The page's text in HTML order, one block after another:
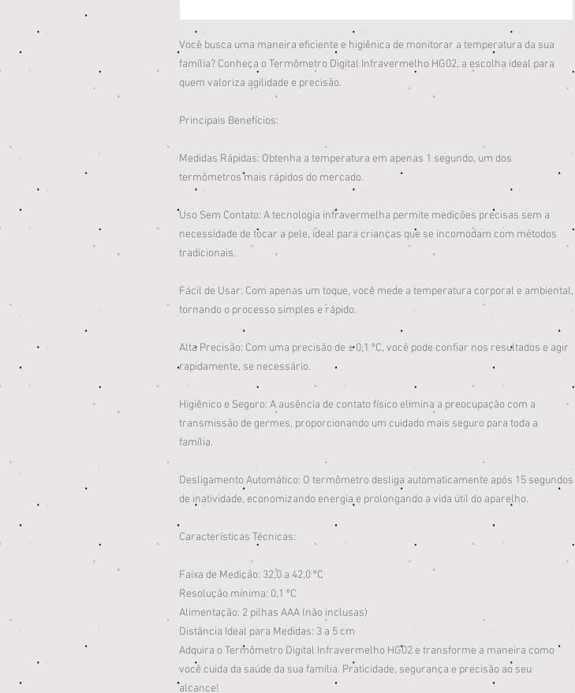
Você busca uma maneira eficiente e higiênica de monitorar a temperatura da sua
família? Conheça o Termômetro Digital Infravermelho HG02, a escolha ideal para
quem valoriza agilidade e precisão.
Principais Benefícios:
Medidas Rápidas: Obtenha a temperatura em apenas 1 segundo, um dos
termômetros mais rápidos do mercado.
Uso Sem Contato: A tecnologia infravermelha permite medições precisas sem a
necessidade de tocar a pele, ideal para crianças que se incomodam com métodos
tradicionais.
Fácil de Usar: Com apenas um toque, você mede a temperatura corporal e ambiental,
tornando o processo simples e rápido.
Alta Precisão: Com uma precisão de ± 0,1 ºC, você pode confiar nos resultados e agir
rapidamente, se necessário.
Higiênico e Seguro: A ausência de contato físico elimina a preocupação com a
transmissão de germes, proporcionando um cuidado mais seguro para toda a
família.
Desligamento Automático: O termômetro desliga automaticamente após 15 segundos
de inatividade, economizando energia e prolongando a vida útil do aparelho.
Características Técnicas:
Faixa de Medição: 32,0 a 42,0 ºC
Resolução mínima: 0,1 ºC
Alimentação: 2 pilhas AAA (não inclusas)
Distância Ideal para Medidas: 3 a 5 cm
Adquira o Termômetro Digital Infravermelho HG02 e transforme a maneira como
você cuida da saúde da sua família. Praticidade, segurança e precisão ao seu
alcance!